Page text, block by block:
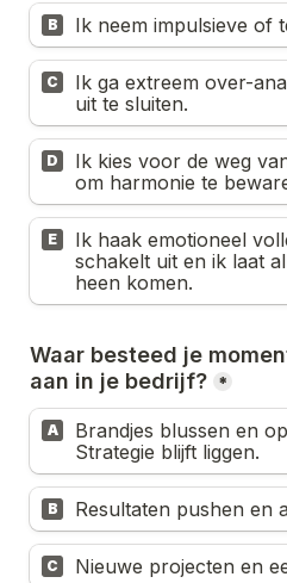
B Ik neem impulsieve of
C
Ik ga extreem over-
uit te sluiten.
D
Ik kies voor de weg
om harmonie te
E
Ik haak emotioneel
schakelt uit en ik laat
heen komen.
Waar besteed je
aan in je bedrijf? *
A
Brandjes blussen en
Strategie blijft liggen.
B Resultaten pushen en
C Nieuwe projecten en